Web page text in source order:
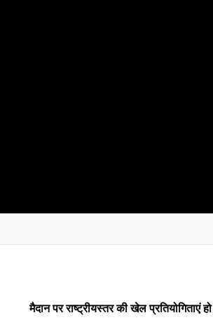
मैदान पर राष्ट्रीयस्तर की खेल प्रतियोगिताएं